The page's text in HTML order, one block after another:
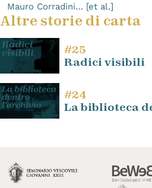
Mauro Corradini… [et al.]
Altre storie di carta
#25
Radici visibili
#24
La biblioteca